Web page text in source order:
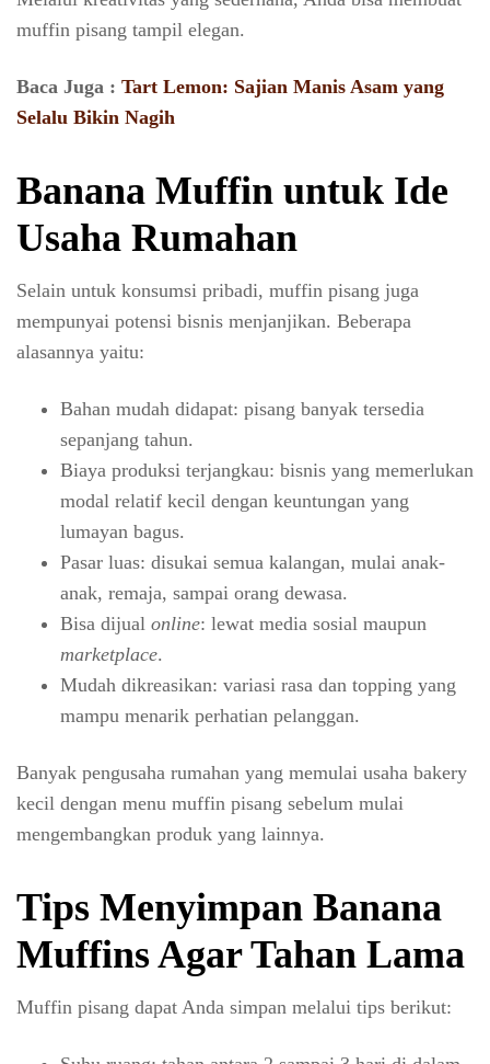
muffin pisang tampil elegan.
Baca Juga : Tart Lemon: Sajian Manis Asam yang
Selalu Bikin Nagih
Banana Muffin untuk Ide
Usaha Rumahan
Selain untuk konsumsi pribadi, muffin pisang juga
mempunyai potensi bisnis menjanjikan. Beberapa
alasannya yaitu:
Bahan mudah didapat: pisang banyak tersedia
sepanjang tahun.
Biaya produksi terjangkau: bisnis yang memerlukan
modal relatif kecil dengan keuntungan yang
lumayan bagus.
Pasar luas: disukai semua kalangan, mulai anak-
anak, remaja, sampai orang dewasa.
Bisa dijual online: lewat media sosial maupun
marketplace.
Mudah dikreasikan: variasi rasa dan topping yang
mampu menarik perhatian pelanggan.
Banyak pengusaha rumahan yang memulai usaha bakery
kecil dengan menu muffin pisang sebelum mulai
mengembangkan produk yang lainnya.
Tips Menyimpan Banana
Muffins Agar Tahan Lama
Muffin pisang dapat Anda simpan melalui tips berikut: